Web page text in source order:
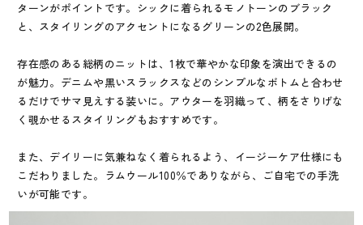
ターンがポイントです。シックに着られるモノトーンのブラック
と、スタイリングのアクセントになるグリーンの2色展開。
存在感のある総柄のニットは、1枚で華やかな印象を演出できるの
が魅力。デニムや黒いスラックスなどのシンプルなボトムと合わせ
るだけでサマ見えする装いに。アウターを羽織って、柄をさりげな
く覗かせるスタイリングもおすすめです。
また、デイリーに気兼ねなく着られるよう、イージーケア仕様にも
こだわりました。ラムウール100％でありながら、ご自宅での手洗
いが可能です。